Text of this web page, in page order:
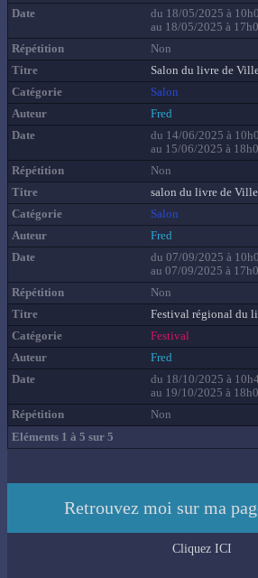
Eléments 1 à 5 sur 5
du 18/05/2025 à
au 18/05/2025 à
Non
Salon du livre de
Salon
Fred
du 14/06/2025 à
au 15/06/2025 à
Non
salon du livre de
Salon
Fred
du 07/09/2025 à
au 07/09/2025 à
Non
Festival régional du
Festival
Fred
du 18/10/2025 à
au 19/10/2025 à
Non
Retrouvez moi sur ma
Cliquez ICI